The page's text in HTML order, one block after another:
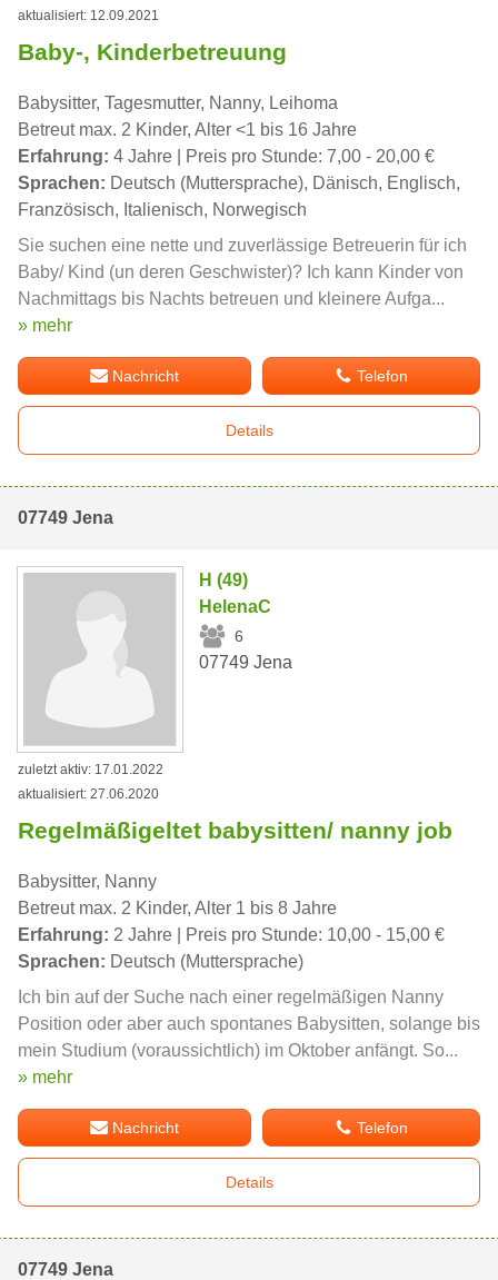
aktualisiert: 12.09.2021
Baby-, Kinderbetreuung
Babysitter, Tagesmutter, Nanny, Leihoma
Betreut max. 2 Kinder, Alter <1 bis 16 Jahre
Erfahrung: 4 Jahre | Preis pro Stunde: 7,00 - 20,00 €
Sprachen: Deutsch (Muttersprache), Dänisch, Englisch,
Französisch, Italienisch, Norwegisch
Sie suchen eine nette und zuverlässige Betreuerin für ich
Baby/ Kind (un deren Geschwister)? Ich kann Kinder von
Nachmittags bis Nachts betreuen und kleinere Aufga...
» mehr
Nachricht Telefon
Details
07749 Jena
H (49)
HelenaC
6
07749 Jena
zuletzt aktiv: 17.01.2022
aktualisiert: 27.06.2020
Regelmäßigeltet babysitten/ nanny job
Babysitter, Nanny
Betreut max. 2 Kinder, Alter 1 bis 8 Jahre
Erfahrung: 2 Jahre | Preis pro Stunde: 10,00 - 15,00 €
Sprachen: Deutsch (Muttersprache)
Ich bin auf der Suche nach einer regelmäßigen Nanny
Position oder aber auch spontanes Babysitten, solange bis
mein Studium (voraussichtlich) im Oktober anfängt. So...
» mehr
Nachricht Telefon
Details
07749 Jena